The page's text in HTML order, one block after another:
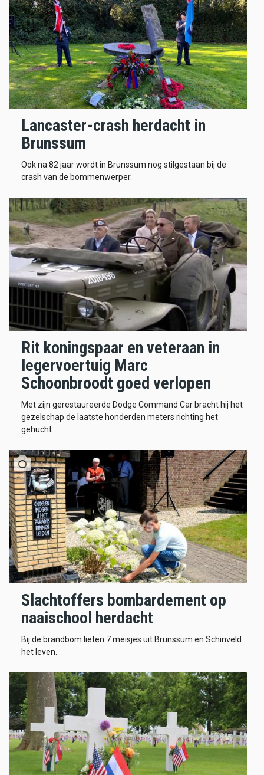
Lancaster-crash herdacht in
Brunssum
Ook na 82 jaar wordt in Brunssum nog stilgestaan bij de
crash van de bommenwerper.
Rit koningspaar en veteraan in
legervoertuig Marc
Schoonbroodt goed verlopen
Met zijn gerestaureerde Dodge Command Car bracht hij het
gezelschap de laatste honderden meters richting het
gehucht.
Slachtoffers bombardement op
naaischool herdacht
Bij de brandbom lieten 7 meisjes uit Brunssum en Schinveld
het leven.